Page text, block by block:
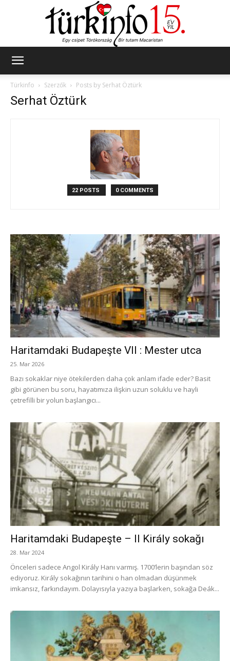
Türkinfo
Szerzők Posts by Serhat Öztürk
Serhat Öztürk
22 POSTS 0 COMMENTS
Haritamdaki Budapeşte VII : Mester utca
25. Mar 2026
Bazı sokaklar niye ötekilerden daha çok anlam ifade eder? Basit
gibi görünen bu soru, hayatımıza ilişkin uzun soluklu ve hayli
çetrefilli bir yolun başlangıcı...
Haritamdaki Budapeşte – II Király sokağı
28. Mar 2024
Önceleri sadece Angol Király Hanı varmış. 1700’lerin başından söz
ediyoruz. Király sokağının tarihini o han olmadan düşünmek
imkansız, farkındayım. Dolayısıyla yazıya başlarken, sokağa Deák...